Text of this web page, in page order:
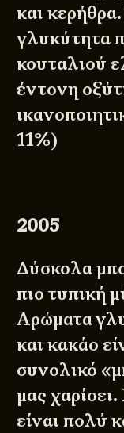
και
γλυκύτητα
κουταλιού
έντονη
11%)
2005
Δύσκολα
πιο τυπική
Αρώματα
και κακάο
συνολικό
μας
είναι πολύ